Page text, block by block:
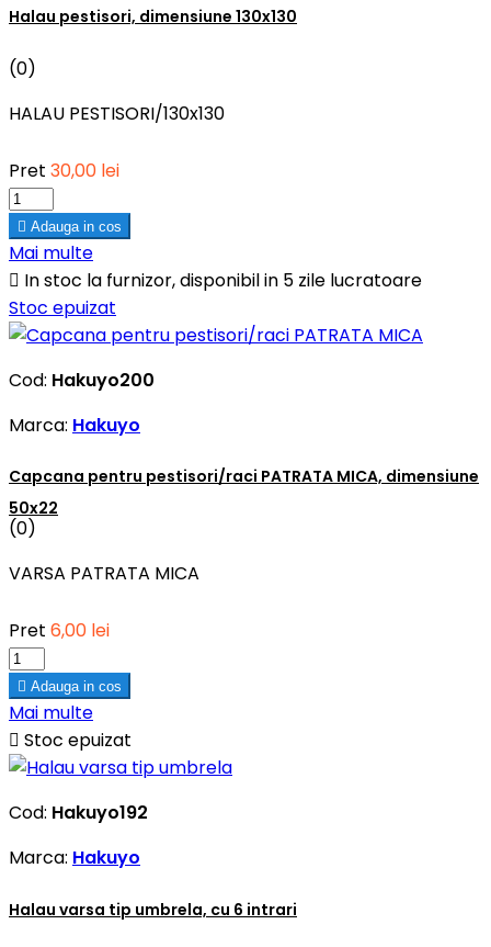
Halau pestisori, dimensiune 130x130
(0)
HALAU PESTISORI/130x130
Pret 30,00 lei
 Adauga in cos
Mai multe
 In stoc la furnizor, disponibil in 5 zile lucratoare
Stoc epuizat
Cod: Hakuyo200
Marca: Hakuyo
Capcana pentru pestisori/raci PATRATA MICA, dimensiune
50x22
(0)
VARSA PATRATA MICA
Pret 6,00 lei
 Adauga in cos
Mai multe
 Stoc epuizat
Cod: Hakuyo192
Marca: Hakuyo
Halau varsa tip umbrela, cu 6 intrari